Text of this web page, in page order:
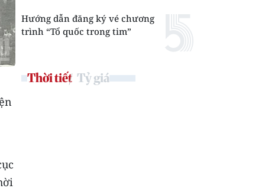
Hướng dẫn đăng ký vé chương
trình “Tổ quốc trong tim”
Thời tiết Tỷ giá